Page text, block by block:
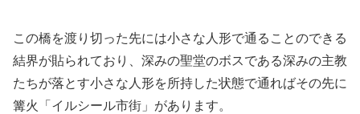
この橋を渡り切った先には小さな人形で通ることのできる
結界が貼られており、深みの聖堂のボスである深みの主教
たちが落とす小さな人形を所持した状態で通ればその先に
篝火「イルシール市街」があります。